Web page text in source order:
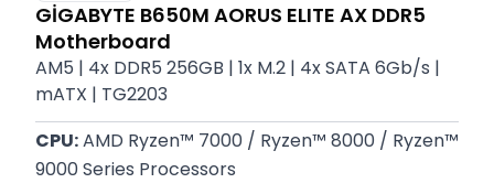
GİGABYTE B650M AORUS ELITE AX DDR5
Motherboard
AM5 | 4x DDR5 256GB | 1x M.2 | 4x SATA 6Gb/s |
mATX | TG2203
CPU: AMD Ryzen™ 7000 / Ryzen™ 8000 / Ryzen™
9000 Series Processors